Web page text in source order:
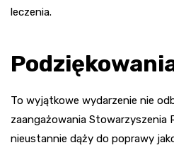
leczenia.
To wyjątkowe wydarzenie nie
zaangażowania Stowarzyszenia
nieustannie dąży do poprawy